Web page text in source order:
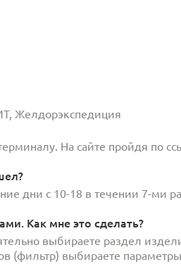
Желдорэкспедиция
На сайте пройдя по
дни с 10-18 в течении 7-ми
Как мне это сделать?
выбираете раздел
(фильтр) выбираете